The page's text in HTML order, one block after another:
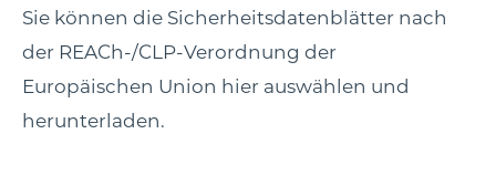
Sie können die Sicherheitsdatenblätter nach
der REACh-/CLP-Verordnung der
Europäischen Union hier auswählen und
herunterladen.